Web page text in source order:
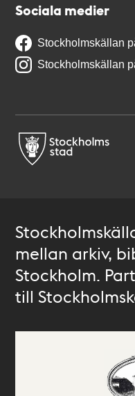
Sociala medier
Stockholmskällan
Stockholmskällan
mellan arkiv,
Stockholm.
till